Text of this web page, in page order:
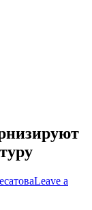
Leave a